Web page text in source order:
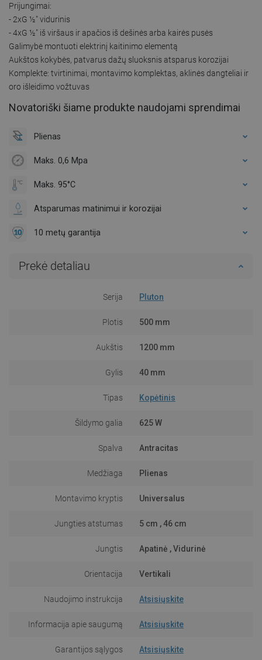
Prijungimai:
- 2xG ½″ vidurinis
- 4xG ½″ iš viršaus ir apačios iš dešinės arba kairės pusės
Galimybė montuoti elektrinį kaitinimo elementą
Aukštos kokybės, patvarus dažų sluoksnis atsparus korozijai
Komplekte: tvirtinimai, montavimo komplektas, aklinės dangteliai ir
oro išleidimo vožtuvas
Novatoriški šiame produkte naudojami sprendimai
Plienas
Maks. 0,6 Mpa
Maks. 95°C
Atsparumas matinimui ir korozijai
10 metų garantija
Prekė detaliau
Serija Pluton
Plotis 500 mm
Aukštis 1200 mm
Gylis 40 mm
Tipas Kopėtinis
Šildymo galia 625 W
Spalva Antracitas
Medžiaga Plienas
Montavimo kryptis Universalus
Jungties atstumas 5 cm , 46 cm
Jungtis Apatinė , Vidurinė
Orientacija Vertikali
Naudojimo instrukcija Atsisiųskite
Informacija apie saugumą Atsisiųskite
Garantijos sąlygos Atsisiųskite